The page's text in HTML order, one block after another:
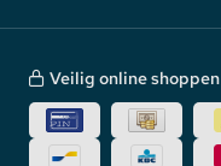
Veilig online shoppen